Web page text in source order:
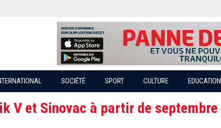
SOCIÉTÉ SPORT CULTURE EDUCATION
V et Sinovac à partir de septembre